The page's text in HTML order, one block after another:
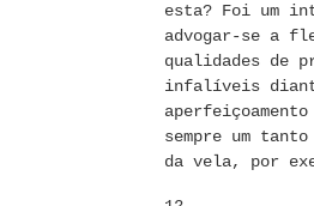
esta? Foi um
advogar-se a
qualidades de
infalíveis diante
sempre um
da vela, por